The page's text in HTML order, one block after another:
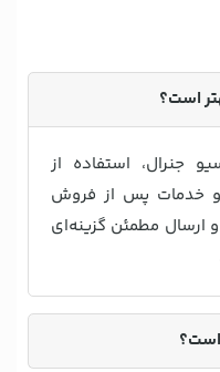
است؟
جنرال، استفاده از
و خدمات پس از فروش
ارسال مطمئن گزینه‌ای
است؟